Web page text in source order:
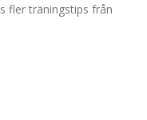
fler träningstips från